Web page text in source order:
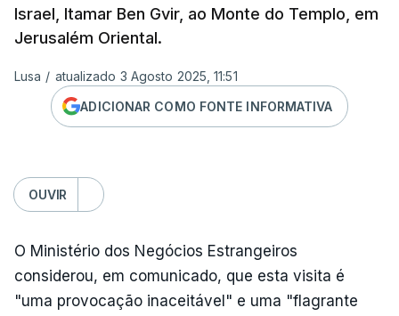
Israel, Itamar Ben Gvir, ao Monte do Templo, em
Jerusalém Oriental.
Lusa / atualizado 3 Agosto 2025, 11:51
ADICIONAR COMO FONTE INFORMATIVA
OUVIR
O Ministério dos Negócios Estrangeiros
considerou, em comunicado, que esta visita é
"uma provocação inaceitável" e uma "flagrante